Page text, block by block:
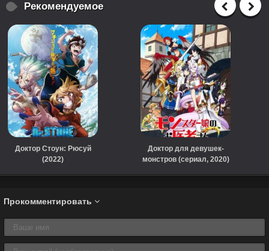
Рекомендуемое
Доктор Стоун: Рюсуй
(2022)
Доктор для девушек-
монстров (сериал, 2020)
Прокомментировать